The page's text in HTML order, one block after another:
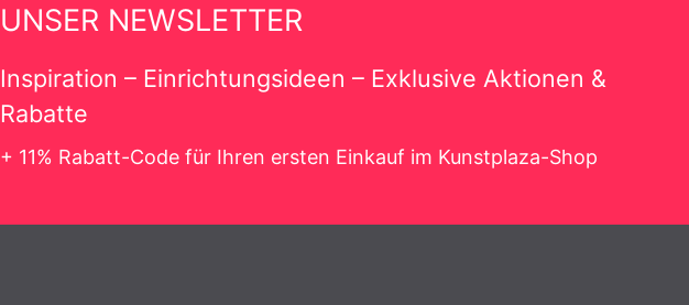
UNSER NEWSLETTER
Inspiration – Einrichtungsideen – Exklusive Aktionen &
Rabatte
+ 11% Rabatt-Code für Ihren ersten Einkauf im Kunstplaza-Shop